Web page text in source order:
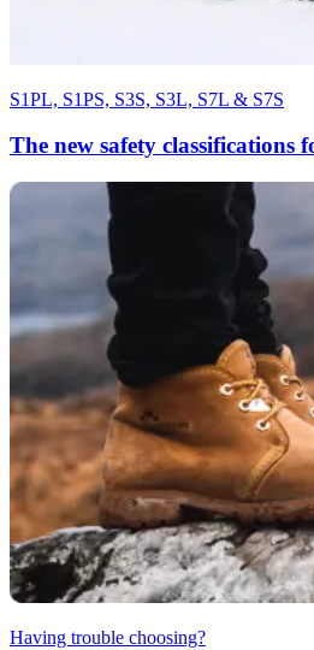
S1PL, S1PS, S3S, S3L, S7L & S7S
The new safety classifications
Having trouble choosing?